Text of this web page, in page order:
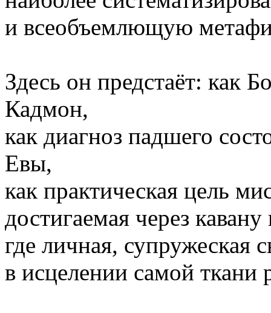
и всеобъемлющую
Здесь он предстаёт: как
Кадмон,
как диагноз падшего
Евы,
как практическая цель
достигаемая через
где личная, супружеская
в исцелении самой ткани